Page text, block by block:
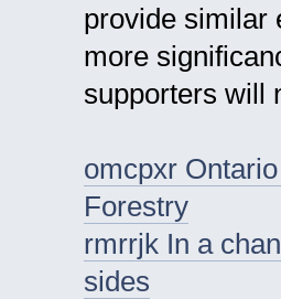
provide similar
more
supporters will
omcpxr
Forestry
rmrrjk In a
sides